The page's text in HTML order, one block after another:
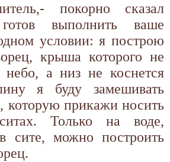
покорно сказал
выполнить ваше
условии: я построю
крыша которого не
небо, а низ не коснется
я буду замешивать
которую прикажи носить
Только на воде,
сите, можно построить